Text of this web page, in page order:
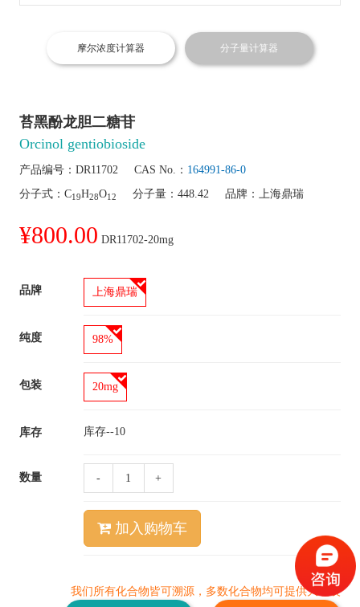
摩尔浓度计算器 分子量计算器
苔黑酚龙胆二糖苷
Orcinol gentiobioside
产品编号： DR11702 CAS No.： 164991-86-0
分子式： C19H28O12 分子量： 448.42 品牌： 上海鼎瑞
¥800.00 DR11702-20mg
品牌 上海鼎瑞
纯度 98%
包装 20mg
库存 库存--10
数量 - +
加入购物车
我们所有化合物皆可溯源，多数化合物均可提供大包装